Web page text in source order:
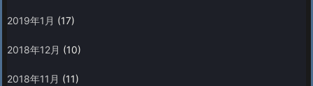
2019年1月 (17)
2018年12月 (10)
2018年11月 (11)